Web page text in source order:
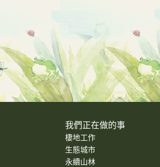
我們正在做的事
棲地工作
生態城市
永續山林